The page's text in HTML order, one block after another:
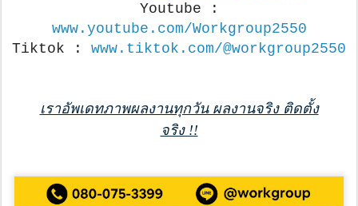
Youtube :
www.youtube.com/Workgroup2550
Tiktok : www.tiktok.com/@workgroup2550
เราอัพเดทภาพผลงานทุกวัน ผลงานจริง ติดตั้ง
จริง !!